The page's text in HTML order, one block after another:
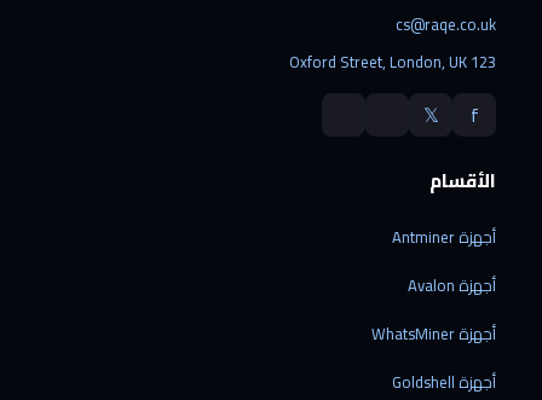
cs@raqe.co.uk
123 Oxford Street, London, UK
f
𝕏
الأقسام
أجهزة Antminer
أجهزة Avalon
أجهزة WhatsMiner
أجهزة Goldshell